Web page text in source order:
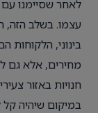
לאחר שסיימנו
עצמו. בשלב הזה,
בינוני, הלקוחות
מחירים, אלא גם
חנויות באזור
במיקום שיהיה